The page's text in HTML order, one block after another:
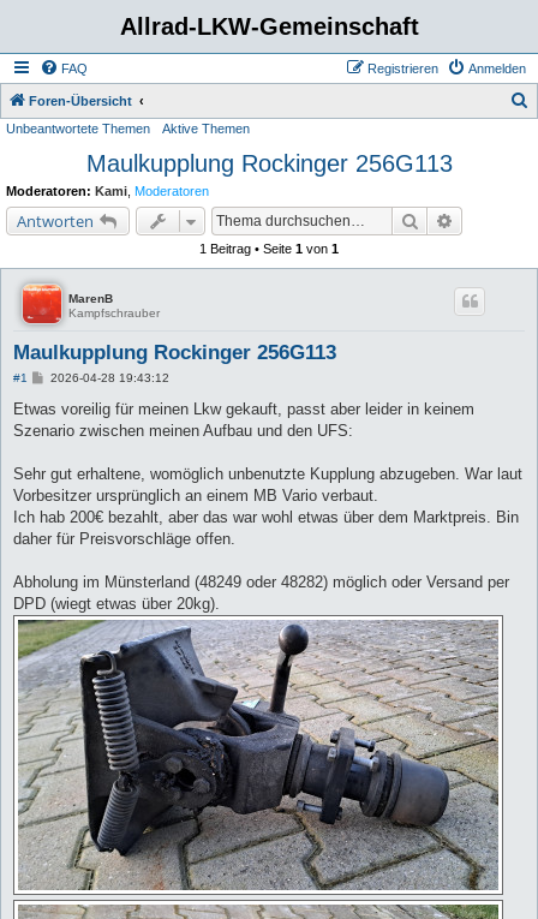
Allrad-LKW-Gemeinschaft
FAQ Anmelden
Registrieren
Foren-Übersicht
Unbeantwortete Themen Aktive Themen
Maulkupplung Rockinger 256G113
Moderatoren: Kami Moderatoren
Antworten Suche
1 Beitrag • Seite 1 von 1
MarenB
Kampfschrauber
Maulkupplung Rockinger 256G113
#1
B
i
r
2026-04-28 19:43:12
Etwas voreilig für meinen Lkw gekauft, passt aber leider in keinem
Szenario zwischen meinen Aufbau und den UFS:
Sehr gut erhaltene, womöglich unbenutzte Kupplung abzugeben. War laut
Vorbesitzer ursprünglich an einem MB Vario verbaut.
Ich hab 200€ bezahlt, aber das war wohl etwas über dem Marktpreis. Bin
daher für Preisvorschläge offen.
Abholung im Münsterland (48249 oder 48282) möglich oder Versand per
DPD (wiegt etwas über 20kg).